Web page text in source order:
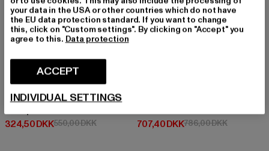
URBAN CLASSICS
324,50 DKK
Nuværende pris: 324,50 DKK
550,00 DKKKampagnepris: 550,00 DKK
707,40 DKK
Nuværende pris: 707,40 DKK
786,00 DKK
your data in the USA or other countries which do not have
the EU data protection standard. If you want to change
this, click on "Custom settings". By clicking on "Accept" you
agree to this. Data protection
ACCEPT
INDIVIDUAL SETTINGS